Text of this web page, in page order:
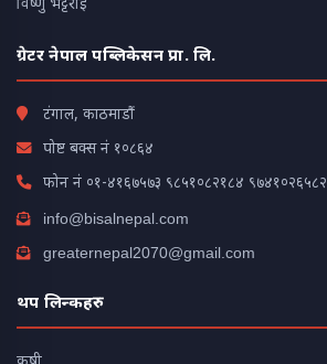
विष्णु भट्टराई
ग्रेटर नेपाल पब्लिकेसन प्रा. लि.
टंगाल, काठमाडौं
पोष्ट बक्स नं १०८६४
फोन नं ०१-४१६७५७३ ९८५१०८२१८४ ९७४१०२६५८२
info@bisalnepal.com
greaternepal2070@gmail.com
थप लिन्कहरु